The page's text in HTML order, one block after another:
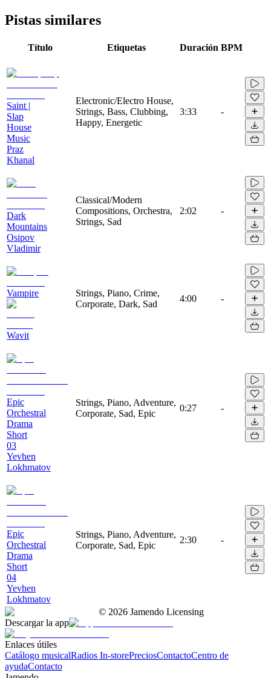
Pistas similares
Título Etiquetas Duración BPM
Saint |
Slap
House
Music
Praz
Khanal
Electronic/Electro House,
Strings, Bass, Clubbing,
Happy, Energetic
3:33 -
Dark
Mountains
Osipov
Vladimir
Classical/Modern
Compositions, Orchestra,
Strings, Sad
2:02 -
Vampire
Wavit
Strings, Piano, Crime,
Corporate, Dark, Sad
4:00 -
Epic
Orchestral
Drama
Short
03
Yevhen
Lokhmatov
Strings, Piano, Adventure,
Corporate, Sad, Epic
0:27 -
Epic
Orchestral
Drama
Short
04
Yevhen
Lokhmatov
Strings, Piano, Adventure,
Corporate, Sad, Epic
2:30 -
© 2026 Jamendo Licensing
Descargar la app
Enlaces útiles
Catálogo musicalRadios In-storePreciosContactoCentro de
ayudaContacto